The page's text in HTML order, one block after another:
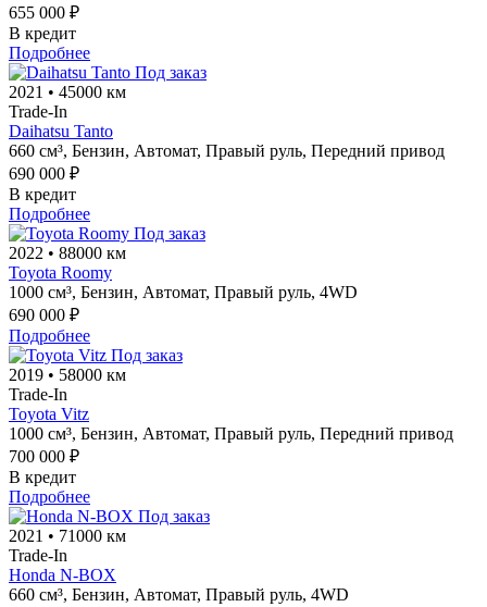
655 000 ₽
В кредит
Подробнее
Под заказ
2021 • 45000 км
Trade-In
Daihatsu Tanto
660 см³, Бензин, Автомат, Правый руль, Передний привод
690 000 ₽
В кредит
Подробнее
Под заказ
2022 • 88000 км
Toyota Roomy
1000 см³, Бензин, Автомат, Правый руль, 4WD
690 000 ₽
Подробнее
Под заказ
2019 • 58000 км
Trade-In
Toyota Vitz
1000 см³, Бензин, Автомат, Правый руль, Передний привод
700 000 ₽
В кредит
Подробнее
Под заказ
2021 • 71000 км
Trade-In
Honda N-BOX
660 см³, Бензин, Автомат, Правый руль, 4WD